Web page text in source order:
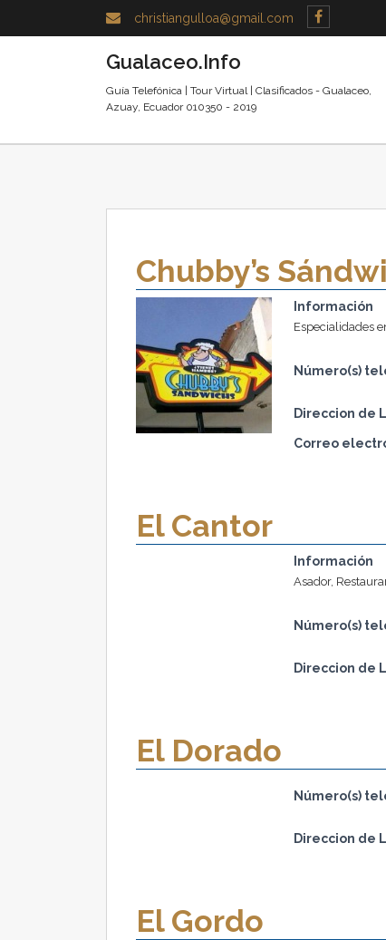
christiangulloa@gmail.com
Gualaceo.Info
Guía Telefónica | Tour Virtual | Clasificados - Gualaceo,
Azuay, Ecuador 010350 - 2019
Chubby’s
Información
Especialidades
Número(s)
Direccion de
Correo
El Cantor
Información
Asador,
Número(s)
Direccion de
El Dorado
Número(s)
Direccion de
El Gordo